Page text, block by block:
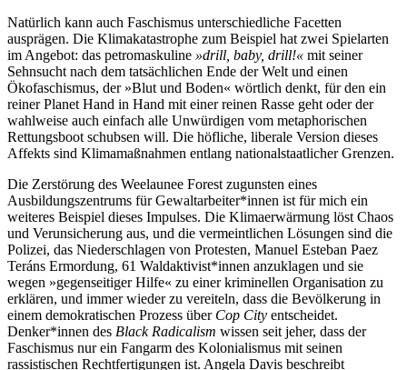
Natürlich kann auch Faschismus unterschiedliche Facetten
ausprägen. Die Klimakatastrophe zum Beispiel hat zwei Spielarten
im Angebot: das petromaskuline »drill, baby, drill!« mit seiner
Sehnsucht nach dem tatsächlichen Ende der Welt und einen
Ökofaschismus, der »Blut und Boden« wörtlich denkt, für den ein
reiner Planet Hand in Hand mit einer reinen Rasse geht oder der
wahlweise auch einfach alle Unwürdigen vom metaphorischen
Rettungsboot schubsen will. Die höfliche, liberale Version dieses
Affekts sind Klimamaßnahmen entlang nationalstaatlicher Grenzen.
Die Zerstörung des Weelaunee Forest zugunsten eines
Ausbildungszentrums für Gewaltarbeiter*innen ist für mich ein
weiteres Beispiel dieses Impulses. Die Klimaerwärmung löst Chaos
und Verunsicherung aus, und die vermeintlichen Lösungen sind die
Polizei, das Niederschlagen von Protesten, Manuel Esteban Paez
Teráns Ermordung, 61 Waldaktivist*innen anzuklagen und sie
wegen »gegenseitiger Hilfe« zu einer kriminellen Organisation zu
erklären, und immer wieder zu vereiteln, dass die Bevölkerung in
einem demokratischen Prozess überCop City entscheidet.
Denker*innen des Black Radicalism wissen seit jeher, dass der
Faschismus nur ein Fangarm des Kolonialismus mit seinen
rassistischen Rechtfertigungen ist. Angela Davis beschreibt